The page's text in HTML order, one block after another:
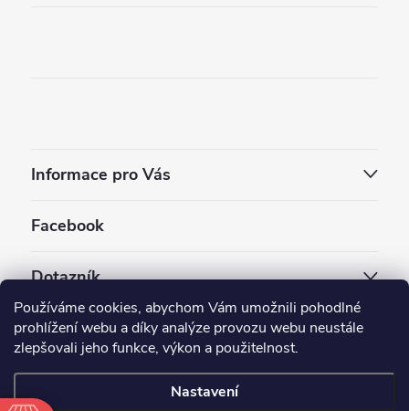
Používáme cookies, abychom Vám umožnili pohodlné
prohlížení webu a díky analýze provozu webu neustále
zlepšovali jeho funkce, výkon a použitelnost.
Nastavení
Informace pro Vás
Facebook
Dotazník
Jaký styl vapování vám vyhovuje ?